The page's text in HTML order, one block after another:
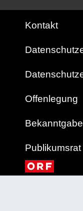
Kontakt
Offenlegung
Publikumsrat